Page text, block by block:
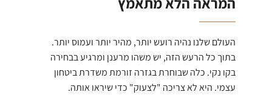
העולם שלנו נהיה רועש יותר, מהיר יותר ועמוס יותר.
בתוך כל הרעש הזה, יש משהו מרענן ומרגיע בבחירה
בקו נקי. כלה שבוחרת בגזרה זורמת משדרת ביטחון
עצמי. היא לא צריכה "לצעוק" כדי שיראו אותה.